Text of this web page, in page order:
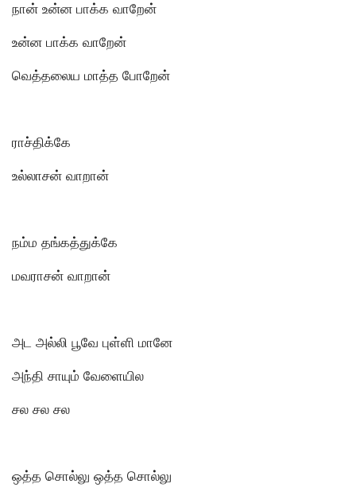
நான் உன்ன பாக்க வாறேன்
உன்ன பாக்க வாறேன்
வெத்தலைய மாத்த போறேன்
ராச்திக்கே
உல்லாசன் வாறான்
நம்ம தங்கத்துக்கே
மவராசன் வாறான்
அட அல்லி பூவே புள்ளி மானே
அந்தி சாயும் வேளையில
சல சல சல
ஒத்த சொல்லு ஒத்த சொல்லு